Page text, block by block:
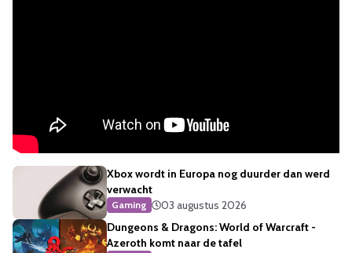
Xbox wordt in Europa nog duurder dan werd
verwacht
Gaming
03 augustus 2026
Dungeons & Dragons: World of Warcraft -
Azeroth komt naar de tafel